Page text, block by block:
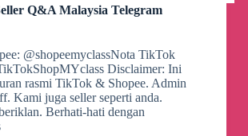
Q&A Malaysia Telegram
@shopeemyclassNota TikTok
Disclaimer: Ini
rasmi TikTok & Shopee. Admin
Kami juga seller seperti anda.
Berhati-hati dengan